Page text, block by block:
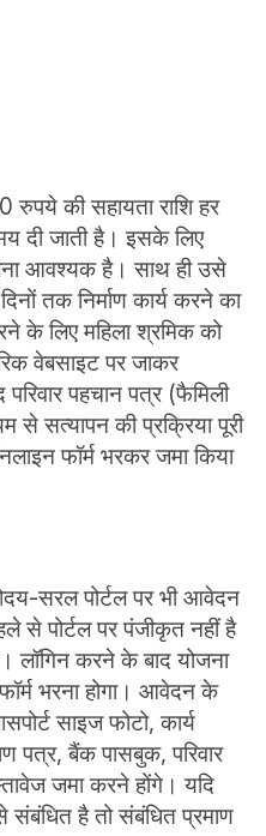
रुपये की सहायता राशि हर
दी जाती है। इसके लिए
आवश्यक है। साथ ही उसे
तक निर्माण कार्य करने का
के लिए महिला श्रमिक को
वेबसाइट पर जाकर
पहचान पत्र (फैमिली
सत्यापन की प्रक्रिया पूरी
फॉर्म भरकर जमा किया
सरल पोर्टल पर भी आवेदन
से पोर्टल पर पंजीकृत नहीं है
लॉगिन करने के बाद योजना
भरना होगा। आवेदन के
साइज फोटो, कार्य
पत्र, बैंक पासबुक, परिवार
जमा करने होंगे। यदि
संबंधित है तो संबंधित प्रमाण